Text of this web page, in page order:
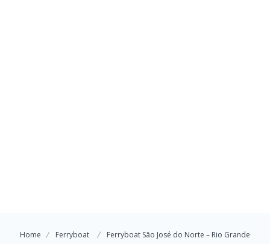
Home Ferryboat Ferryboat São José do Norte – Rio Grande